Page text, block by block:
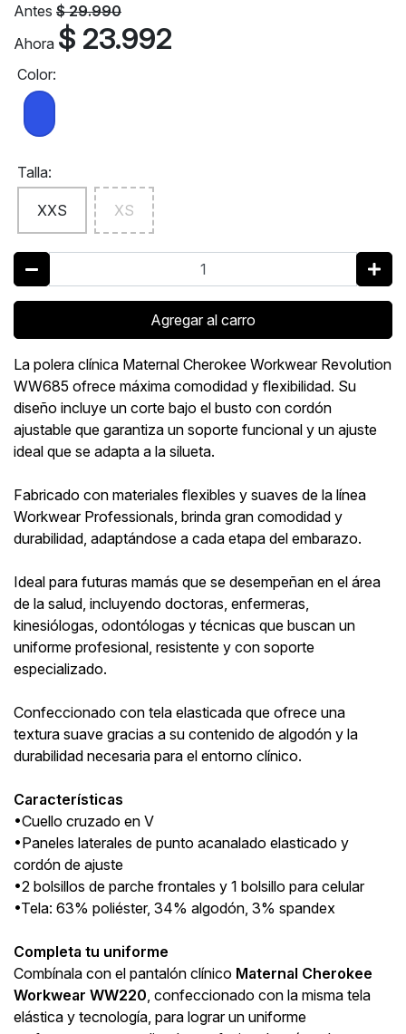
Antes $ 29.990
Ahora $ 23.992
Color:
Talla:
XXS XS
Agregar al carro
La polera clínica Maternal Cherokee Workwear Revolution
WW685 ofrece máxima comodidad y flexibilidad. Su
diseño incluye un corte bajo el busto con cordón
ajustable que garantiza un soporte funcional y un ajuste
ideal que se adapta a la silueta.
Fabricado con materiales flexibles y suaves de la línea
Workwear Professionals, brinda gran comodidad y
durabilidad, adaptándose a cada etapa del embarazo.
Ideal para futuras mamás que se desempeñan en el área
de la salud, incluyendo doctoras, enfermeras,
kinesiólogas, odontólogas y técnicas que buscan un
uniforme profesional, resistente y con soporte
especializado.
Confeccionado con tela elasticada que ofrece una
textura suave gracias a su contenido de algodón y la
durabilidad necesaria para el entorno clínico.
Características
•Cuello cruzado en V
•Paneles laterales de punto acanalado elasticado y
cordón de ajuste
•2 bolsillos de parche frontales y 1 bolsillo para celular
•Tela: 63% poliéster, 34% algodón, 3% spandex
Completa tu uniforme
Combínala con el pantalón clínico Maternal Cherokee
Workwear WW220 , confeccionado con la misma tela
elástica y tecnología, para lograr un uniforme